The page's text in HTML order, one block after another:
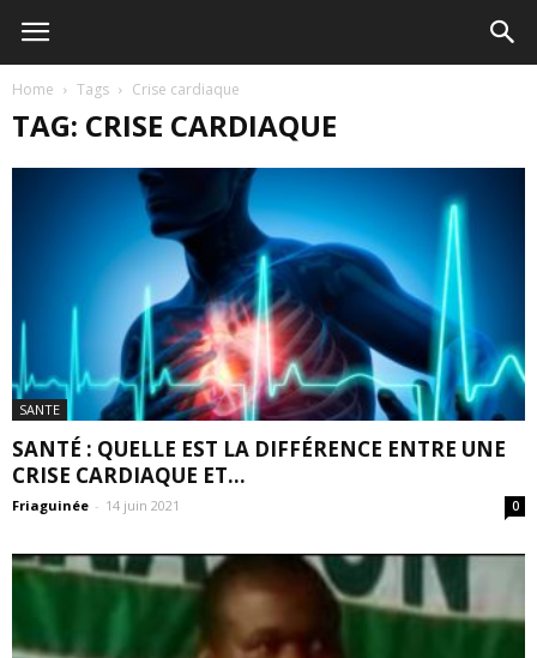
Home Tags Crise cardiaque
TAG: CRISE CARDIAQUE
SANTE
SANTÉ : QUELLE EST LA DIFFÉRENCE ENTRE UNE
CRISE CARDIAQUE ET...
Friaguinée - 14 juin 2021 0